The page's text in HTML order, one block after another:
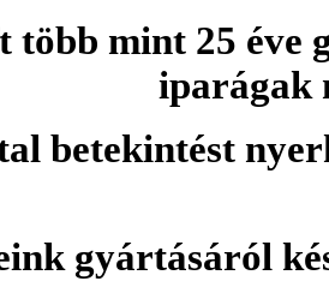
több mint 25 éve
iparágak
betekintést
gyártásáról